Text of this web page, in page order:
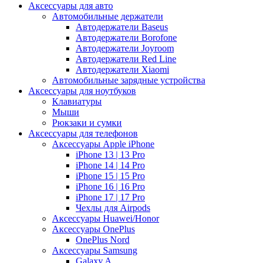
Аксессуары для авто
Автомобильные держатели
Автодержатели Baseus
Автодержатели Borofone
Автодержатели Joyroom
Автодержатели Red Line
Автодержатели Xiaomi
Автомобильные зарядные устройства
Аксессуары для ноутбуков
Клавиатуры
Мыши
Рюкзаки и сумки
Аксессуары для телефонов
Аксессуары Apple iPhone
iPhone 13 | 13 Pro
iPhone 14 | 14 Pro
iPhone 15 | 15 Pro
iPhone 16 | 16 Pro
iPhone 17 | 17 Pro
Чехлы для Airpods
Аксессуары Huawei/Honor
Аксессуары OnePlus
OnePlus Nord
Аксессуары Samsung